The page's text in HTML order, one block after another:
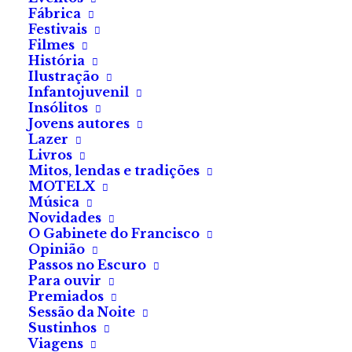
Fábrica
Festivais
Filmes
História
Ilustração
Infantojuvenil
Insólitos
Jovens autores
Lazer
Livros
Mitos, lendas e tradições
MOTELX
Música
Novidades
O Gabinete do Francisco
Opinião
Passos no Escuro
Para ouvir
Premiados
Sessão da Noite
Sustinhos
Viagens
adicionados todos os
meses ao catálogo da
FilmTwist.
A plataforma portuguesa
dedicada ao cinema de
género, incluindo terror,
thrillere culto, já conta com
mais de 350 filmes!